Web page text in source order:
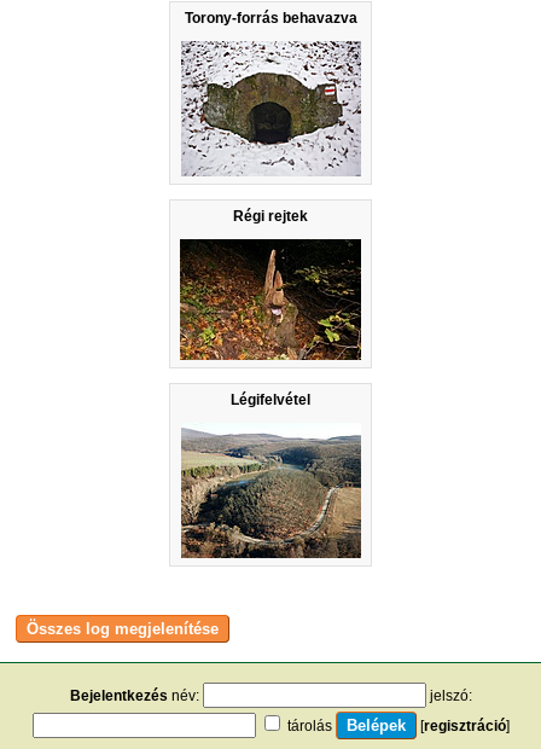
Torony-forrás behavazva
Régi rejtek
Légifelvétel
Bejelentkezés név:
jelszó:
tárolás
[regisztráció]